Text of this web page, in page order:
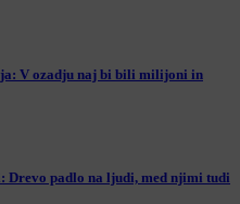
V ozadju naj bi bili milijoni in
padlo na ljudi, med njimi tudi